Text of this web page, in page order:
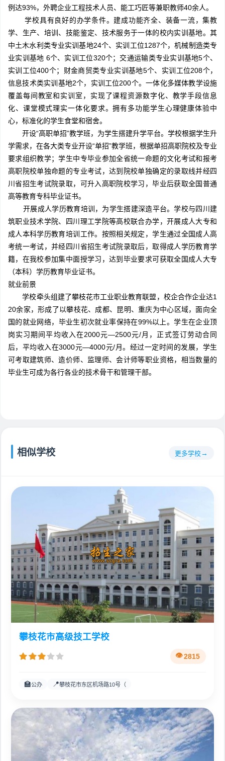
例达93%，外聘企业工程技术人员、能工巧匠等兼职教师40余人。
学校具有良好的办学条件。建成功能齐全、装备一流，集教
学、生产、培训、技能鉴定、技术服务于一体的校内实训基地。其
中土木水利类专业实训基地24个、实训工位1287个，机械制造类专
业实训基地 6个、实训工位320个；交通运输类专业实训基地5个、
实训工位400个；财金商贸类专业实训基地5个、实训工位208个，
信息技术类实训基地2个，实训工位200个。一体化多媒体教学设施
覆盖每间教室和实训室，实现了课程资源数字化、教学手段信息
化、课堂模式理实一体化要求。拥有多功能学生心理健康体验中
心，标准化的学生食堂和宿舍。
开设“高职单招”教学班，为学生搭建升学平台。学校根据学生升
学需求，在各大类专业开设“单招”教学班，根据单招高职院校及专业
要求组织教学；学生中专毕业参加全省统一命题的文化考试和报考
高职院校单独命题的专业考试，达到院校单独确定的录取线并经四
川省招生考试院录取，可升入高职院校学习，毕业后获取全国普通
高等教育专科毕业证书。
开展成人学历教育培训，为学生搭建深造平台。学校与四川建
筑职业技术学院、四川理工学院等高校联合办学，开展成人大专和
成人本科学历教育培训工作。按照相关规定，学生通过全国成人高
考统一考试，并经四川省招生考试院录取后，取得成人学历教育学
籍，在我校参加集中面授学习，达到毕业要求可获取全国成人大专
（本科）学历教育毕业证书。
就业前景
学校牵头组建了攀枝花市工业职业教育联盟，校企合作企业达1
20余家，形成了以攀枝花、成都、昆明、重庆为中心区域，面向全
国的就业网络，毕业生初次就业率保持在99%以上。学生在企业顶
岗实习期间平均收入在2000元—2500元/月，正式签订劳动合同
后，平均收入在3000元—4000元/月。经过一定时间的发展，学生
可考取建筑师、造价师、监理师、会计师等职业资格，相当数量的
毕业生可成为各行各业的技术骨干和管理干部。
相似学校 更多学校
攀枝花市高级技工学校
2815
🏫公办 📍攀枝花市东区机场路10号（